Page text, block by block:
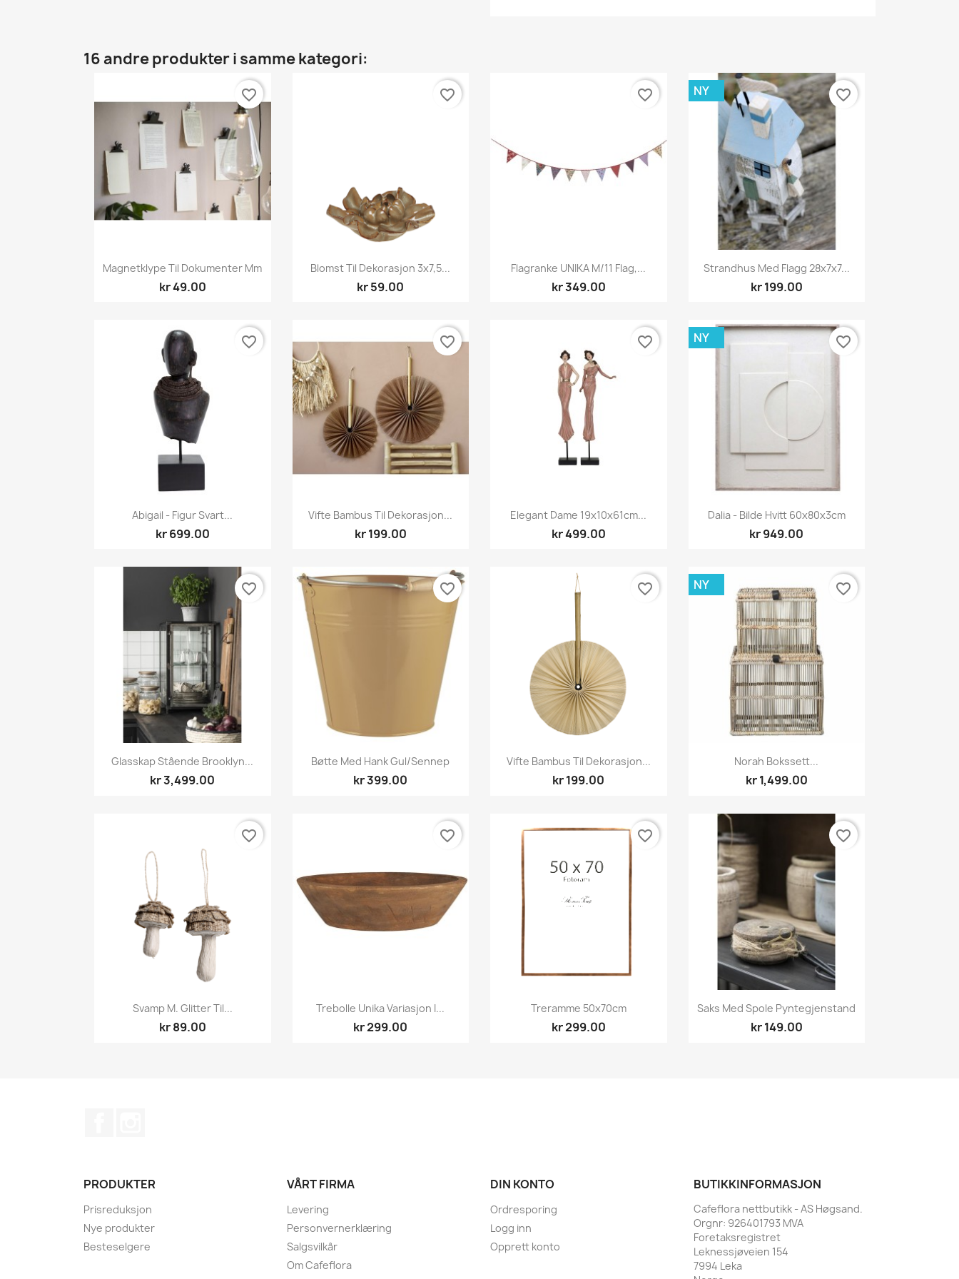
16 andre produkter i samme kategori:
Hurtigvisning
Magnetklype Til Dokumenter Mm
kr 49.00
favorite_border
Hurtigvisning
Blomst Til Dekorasjon 3x7,5...
kr 59.00
favorite_border
Hurtigvisning
Flagranke UNIKA M/11 Flag,...
kr 349.00
favorite_border
Hurtigvisning
Strandhus Med Flagg 28x7x7...
kr 199.00
NY favorite_border
Hurtigvisning
Abigail - Figur Svart...
kr 699.00
favorite_border
Hurtigvisning
Vifte Bambus Til Dekorasjon...
kr 199.00
favorite_border
Hurtigvisning
Elegant Dame 19x10x61cm...
kr 499.00
favorite_border
Hurtigvisning
Dalia - Bilde Hvitt 60x80x3cm
kr 949.00
NY favorite_border
Hurtigvisning
Glasskap Stående Brooklyn...
kr 3,499.00
favorite_border
Hurtigvisning
Bøtte Med Hank Gul/sennep
kr 399.00
favorite_border
Hurtigvisning
Vifte Bambus Til Dekorasjon...
kr 199.00
favorite_border
Hurtigvisning
Norah Bokssett...
kr 1,499.00
NY favorite_border
Hurtigvisning
Svamp M. Glitter Til...
kr 89.00
favorite_border
Hurtigvisning
Trebolle Unika Variasjon I...
kr 299.00
favorite_border
Hurtigvisning
Treramme 50x70cm
kr 299.00
favorite_border
Hurtigvisning
Saks Med Spole Pyntegjenstand
kr 149.00
favorite_border
PRODUKTER
Prisreduksjon
Nye produkter
Besteselgere
VÅRT FIRMA
Levering
Personvernerklæring
Salgsvilkår
Om Cafeflora
DIN KONTO
Ordresporing
Logg inn
Opprett konto
BUTIKKINFORMASJON
Cafeflora nettbutikk - AS Høgsand.
Orgnr: 926401793 MVA
Foretaksregistret
Leknessjøveien 154
7994 Leka